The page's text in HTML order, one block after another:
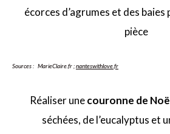
écorces d’agrumes et des baies
pièce
Sources : MarieClaire.fr ;nanteswithlove.fr
Réaliser unecouronne de
séchées, de l’eucalyptus et